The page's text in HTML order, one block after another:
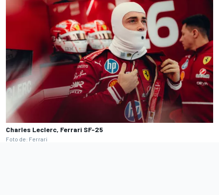
Charles Leclerc, Ferrari SF-25
Foto de: Ferrari